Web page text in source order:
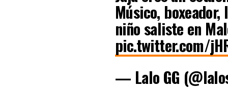
Músico,
niño saliste en
pic.twitter.com/
— Lalo GG